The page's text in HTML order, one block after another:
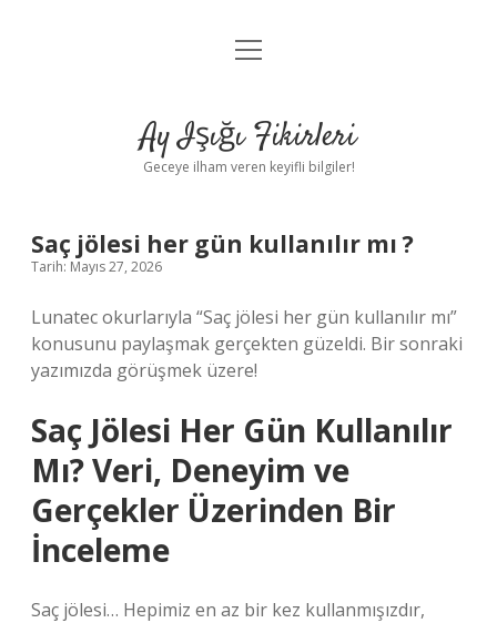
Anasayfa
Yasal Uyarı
menüyü
Ay Işığı Fikirleri
Geceye ilham veren keyifli bilgiler!
Saç jölesi her gün kullanılır mı ?
Tarih: Mayıs 27, 2026
Lunatec okurlarıyla “Saç jölesi her gün kullanılır mı”
konusunu paylaşmak gerçekten güzeldi. Bir sonraki
yazımızda görüşmek üzere!
Saç Jölesi Her Gün Kullanılır
Mı? Veri, Deneyim ve
Gerçekler Üzerinden Bir
İnceleme
Saç jölesi… Hepimiz en az bir kez kullanmışızdır,